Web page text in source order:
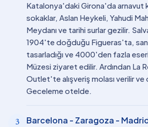
Katalonya'daki Girona'da arnavut
sokaklar, Aslan Heykeli, Yahudi
Meydanı ve tarihi surlar gezilir.
1904'te doğduğu Figueras'ta,
tasarladığı ve 4000'den fazla
Müzesi ziyaret edilir. Ardından La
Outlet'te alışveriş molası verilir ve
Geceleme otelde.
3 Barcelona - Zaragoza -